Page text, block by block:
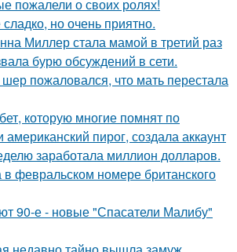
пожалели о своих ролях!
но очень приятно.
Миллер стала мамой в третий раз
бурю обсуждений в сети.
пожаловался, что мать перестала
которую многие помнят по
американский пирог, создала аккаунт
заработала миллион долларов.
февральском номере британского
90-е - новые "Спасатели Малибу"